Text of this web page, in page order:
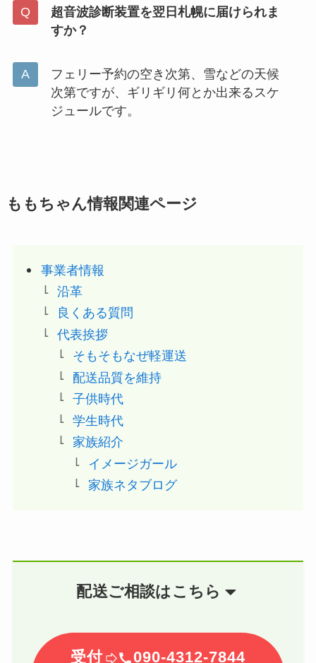
超音波診断装置を翌日札幌に届けられま
すか？
フェリー予約の空き次第、雪などの天候
次第ですが、ギリギリ何とか出来るスケ
ジュールです。
ももちゃん情報関連ページ
事業者情報
沿革
良くある質問
代表挨拶
そもそもなぜ軽運送
配送品質を維持
子供時代
学生時代
家族紹介
イメージガール
家族ネタブログ
配送ご相談はこちら
受付 090-4312-7844